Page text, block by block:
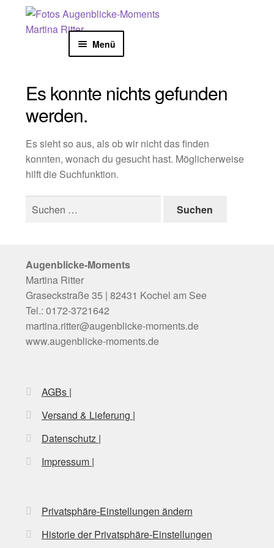
Zur
Navigation
Zum
Inhalt
Menü
KOLLEKTION
KALENDER
KARTEN
BLOG
ÜBER
Beiträge verschlagwortet mit „Tölzer
Es konnte nichts gefunden
werden.
Es sieht so aus, als ob wir nicht das finden
konnten, wonach du gesucht hast. Möglicherweise
hilft die Suchfunktion.
Suchen
nach:
Augenblicke-Moments
Martina Ritter
Graseckstraße 35 | 82431 Kochel am See
Tel.: 0172-3721642
martina.ritter@augenblicke-moments.de
www.augenblicke-moments.de
AGBs |
Versand & Lieferung |
Datenschutz |
Impressum |
Privatsphäre-Einstellungen ändern
Historie der Privatsphäre-Einstellungen